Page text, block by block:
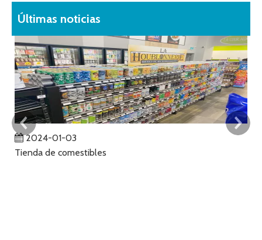
Últimas noticias
2024-01-03
Tienda de comestibles